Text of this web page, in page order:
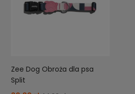
Zee Dog Obroża dla psa
Split